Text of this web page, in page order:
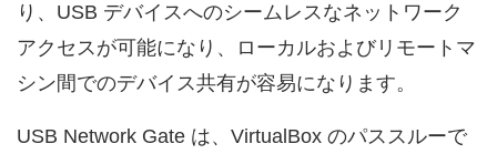
り、USB デバイスへのシームレスなネットワーク
アクセスが可能になり、ローカルおよびリモートマ
シン間でのデバイス共有が容易になります。
USB Network Gate は、VirtualBox のパススルーで